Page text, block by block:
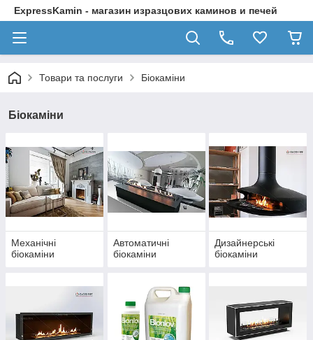
ExpressKamin - магазин изразцових каминов и печей
Товари та послуги Біокаміни
Біокаміни
Механічні
біокаміни
Автоматичні
біокаміни
Дизайнерські
біокаміни